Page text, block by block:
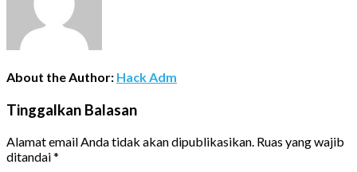
About the Author: Hack Adm
Tinggalkan Balasan
Alamat email Anda tidak akan dipublikasikan. Ruas yang wajib
ditandai*